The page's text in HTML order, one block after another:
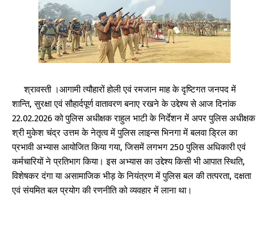
श्रावस्ती ।आगामी त्यौहारों होली एवं रमजान माह के दृष्टिगत जनपद में
शान्ति, सुरक्षा एवं सौहार्दपूर्ण वातावरण बनाए रखने के उद्देश्य से आज दिनांक
22.02.2026 को पुलिस अधीक्षक राहुल भाटी के निर्देशन में अपर पुलिस अधीक्षक
श्री मुकेश चंद्र उत्तम के नेतृत्व में पुलिस लाइन्स भिनगा में बलवा ड्रिल का
प्रभावी अभ्यास आयोजित किया गया, जिसमें लगभग 250 पुलिस अधिकारी एवं
कर्मचारियों ने प्रतिभाग किया। इस अभ्यास का उद्देश्य किसी भी आपात स्थिति,
विशेषकर दंगा या असामाजिक भीड़ के नियंत्रण में पुलिस बल की तत्परता, दक्षता
एवं संयमित बल प्रयोग की रणनीति को व्यवहार में लाना था।